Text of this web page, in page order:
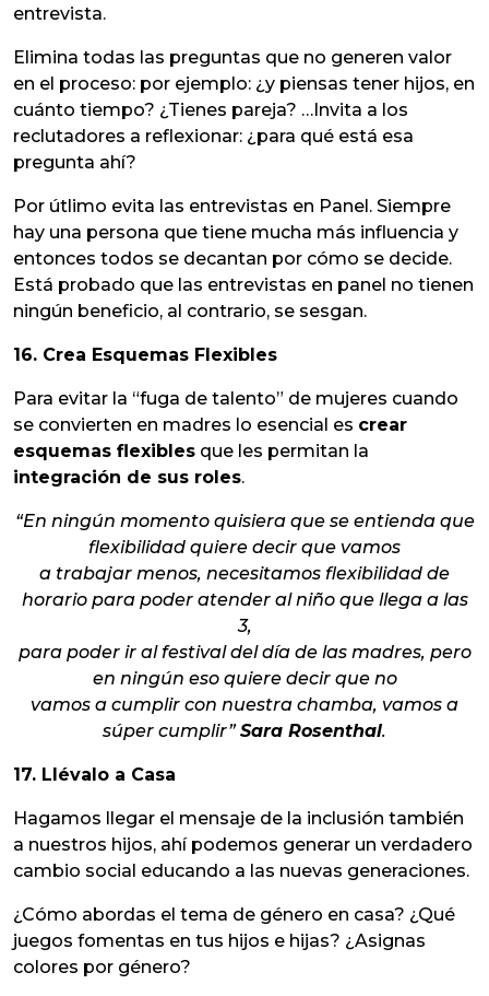
entrevista.
Elimina todas las preguntas que no generen valor
en el proceso: por ejemplo: ¿y piensas tener hijos, en
cuánto tiempo? ¿Tienes pareja? …Invita a los
reclutadores a reflexionar: ¿para qué está esa
pregunta ahí?
Por útlimo evita las entrevistas en Panel. Siempre
hay una persona que tiene mucha más influencia y
entonces todos se decantan por cómo se decide.
Está probado que las entrevistas en panel no tienen
ningún beneficio, al contrario, se sesgan.
16. Crea Esquemas Flexibles
Para evitar la “fuga de talento” de mujeres cuando
se convierten en madres lo esencial es crear
esquemas flexibles que les permitan la
integración de sus roles.
“En ningún momento quisiera que se entienda que
flexibilidad quiere decir que vamos
a trabajar menos, necesitamos flexibilidad de
horario para poder atender al niño que llega a las
3,
para poder ir al festival del día de las madres, pero
en ningún eso quiere decir que no
vamos a cumplir con nuestra chamba, vamos a
súper cumplir”Sara Rosenthal.
17. Llévalo a Casa
Hagamos llegar el mensaje de la inclusión también
a nuestros hijos, ahí podemos generar un verdadero
cambio social educando a las nuevas generaciones.
¿Cómo abordas el tema de género en casa? ¿Qué
juegos fomentas en tus hijos e hijas? ¿Asignas
colores por género?